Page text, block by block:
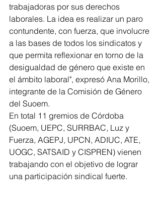
trabajadoras por sus derechos
laborales. La idea es realizar un paro
contundente, con fuerza, que involucre
a las bases de todos los sindicatos y
que permita reflexionar en torno de la
desigualdad de género que existe en
el ámbito laboral", expresó Ana Morillo,
integrante de la Comisión de Género
del Suoem.
En total 11 gremios de Córdoba
(Suoem, UEPC, SURRBAC, Luz y
Fuerza, AGEPJ, UPCN, ADIUC, ATE,
UOGC, SATSAID y CISPREN) vienen
trabajando con el objetivo de lograr
una participación sindical fuerte.